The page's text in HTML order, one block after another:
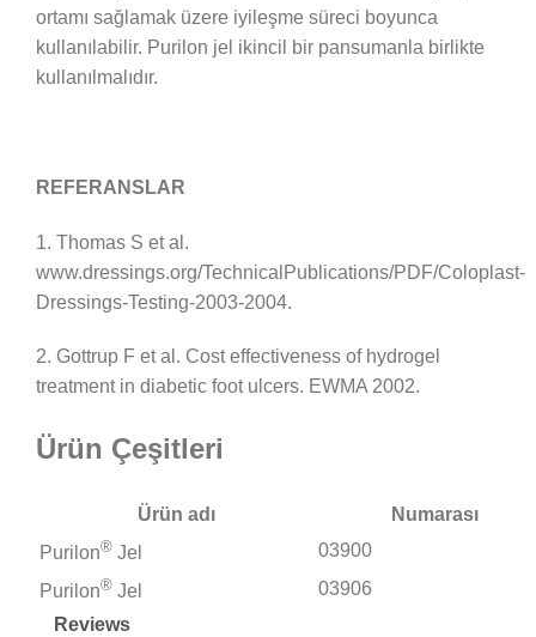
ortamı sağlamak üzere iyileşme süreci boyunca
kullanılabilir. Purilon jel ikincil bir pansumanla birlikte
kullanılmalıdır.
REFERANSLAR
1. Thomas S et al.
www.dressings.org/TechnicalPublications/PDF/Coloplast-
Dressings-Testing-2003-2004.
2. Gottrup F et al. Cost effectiveness of hydrogel
treatment in diabetic foot ulcers. EWMA 2002.
Ürün Çeşitleri
Ürün adı
Numarası
Purilon® Jel 03900
Purilon® Jel
03906
Reviews